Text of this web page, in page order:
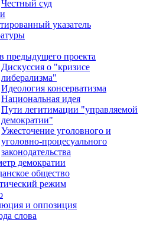
Честный суд
указатель
предыдущего проекта
Дискуссия о "кризисе
либерализма"
Идеология консерватизма
Национальная идея
Пути легитимации "управляемой
демократии"
Ужесточение уголовного и
уголовно-процесуального
законодательства
демократии
общество
режим
и оппозиция
слова